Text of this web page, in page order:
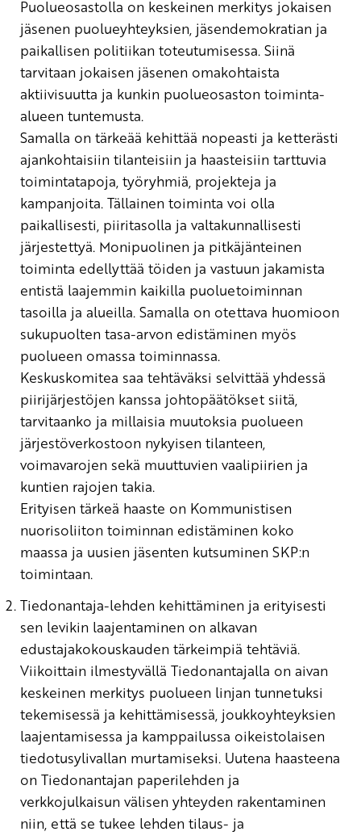
Puolueosastolla on keskeinen merkitys jokaisen
jäsenen puolueyhteyksien, jäsendemokratian ja
paikallisen politiikan toteutumisessa. Siinä
tarvitaan jokaisen jäsenen omakohtaista
aktiivisuutta ja kunkin puolueosaston toiminta-
alueen tuntemusta.
Samalla on tärkeää kehittää nopeasti ja ketterästi
ajankohtaisiin tilanteisiin ja haasteisiin tarttuvia
toimintatapoja, työryhmiä, projekteja ja
kampanjoita. Tällainen toiminta voi olla
paikallisesti, piiritasolla ja valtakunnallisesti
järjestettyä. Monipuolinen ja pitkäjänteinen
toiminta edellyttää töiden ja vastuun jakamista
entistä laajemmin kaikilla puoluetoiminnan
tasoilla ja alueilla. Samalla on otettava huomioon
sukupuolten tasa-arvon edistäminen myös
puolueen omassa toiminnassa.
Keskuskomitea saa tehtäväksi selvittää yhdessä
piirijärjestöjen kanssa johtopäätökset siitä,
tarvitaanko ja millaisia muutoksia puolueen
järjestöverkostoon nykyisen tilanteen,
voimavarojen sekä muuttuvien vaalipiirien ja
kuntien rajojen takia.
Erityisen tärkeä haaste on Kommunistisen
nuorisoliiton toiminnan edistäminen koko
maassa ja uusien jäsenten kutsuminen SKP:n
toimintaan.
Tiedonantaja-lehden kehittäminen ja erityisesti
sen levikin laajentaminen on alkavan
edustajakokouskauden tärkeimpiä tehtäviä.
Viikoittain ilmestyvällä Tiedonantajalla on aivan
keskeinen merkitys puolueen linjan tunnetuksi
tekemisessä ja kehittämisessä, joukkoyhteyksien
laajentamisessa ja kamppailussa oikeistolaisen
tiedotusylivallan murtamiseksi. Uutena haasteena
on Tiedonantajan paperilehden ja
verkkojulkaisun välisen yhteyden rakentaminen
niin, että se tukee lehden tilaus- ja